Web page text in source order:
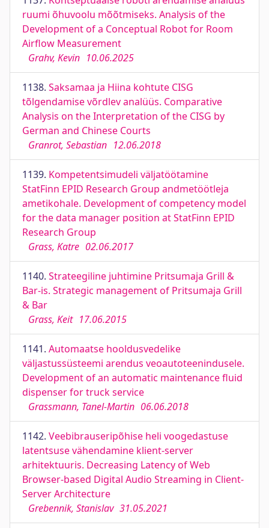
ruumi õhuvoolu mõõtmiseks. Analysis of the
Development of a Conceptual Robot for Room
Airflow Measurement
Grahv, Kevin 10.06.2025
1138. Saksamaa ja Hiina kohtute CISG
tõlgendamise võrdlev analüüs. Comparative
Analysis on the Interpretation of the CISG by
German and Chinese Courts
Granrot, Sebastian 12.06.2018
1139. Kompetentsimudeli väljatöötamine
StatFinn EPID Research Group andmetöötleja
ametikohale. Development of competency model
for the data manager position at StatFinn EPID
Research Group
Grass, Katre 02.06.2017
1140. Strateegiline juhtimine Pritsumaja Grill &
Bar-is. Strategic management of Pritsumaja Grill
& Bar
Grass, Keit 17.06.2015
1141. Automaatse hooldusvedelike
väljastussüsteemi arendus veoautoteenindusele.
Development of an automatic maintenance fluid
dispenser for truck service
Grassmann, Tanel-Martin 06.06.2018
1142. Veebibrauseripõhise heli voogedastuse
latentsuse vähendamine klient-server
arhitektuuris. Decreasing Latency of Web
Browser-based Digital Audio Streaming in Client-
Server Architecture
Grebennik, Stanislav 31.05.2021